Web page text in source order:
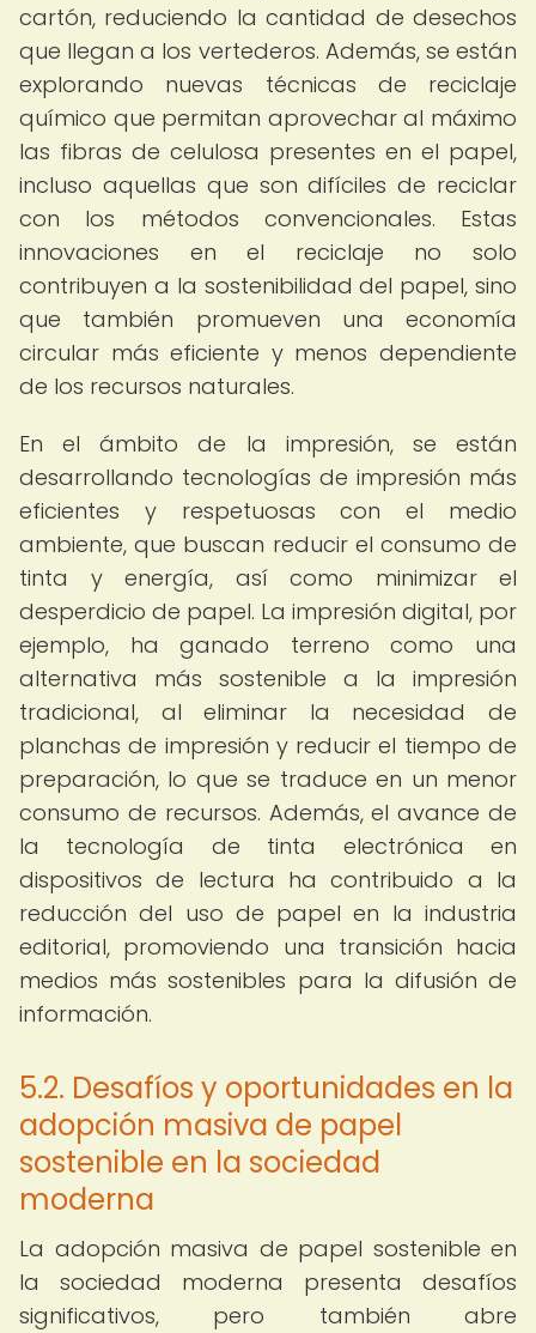
cartón, reduciendo la cantidad de desechos
que llegan a los vertederos. Además, se están
explorando nuevas técnicas de reciclaje
químico que permitan aprovechar al máximo
las fibras de celulosa presentes en el papel,
incluso aquellas que son difíciles de reciclar
con los métodos convencionales. Estas
innovaciones en el reciclaje no solo
contribuyen a la sostenibilidad del papel, sino
que también promueven una economía
circular más eficiente y menos dependiente
de los recursos naturales.
En el ámbito de la impresión, se están
desarrollando tecnologías de impresión más
eficientes y respetuosas con el medio
ambiente, que buscan reducir el consumo de
tinta y energía, así como minimizar el
desperdicio de papel. La impresión digital, por
ejemplo, ha ganado terreno como una
alternativa más sostenible a la impresión
tradicional, al eliminar la necesidad de
planchas de impresión y reducir el tiempo de
preparación, lo que se traduce en un menor
consumo de recursos. Además, el avance de
la tecnología de tinta electrónica en
dispositivos de lectura ha contribuido a la
reducción del uso de papel en la industria
editorial, promoviendo una transición hacia
medios más sostenibles para la difusión de
información.
5.2. Desafíos y oportunidades en la
adopción masiva de papel
sostenible en la sociedad
moderna
La adopción masiva de papel sostenible en
la sociedad moderna presenta desafíos
significativos, pero también abre